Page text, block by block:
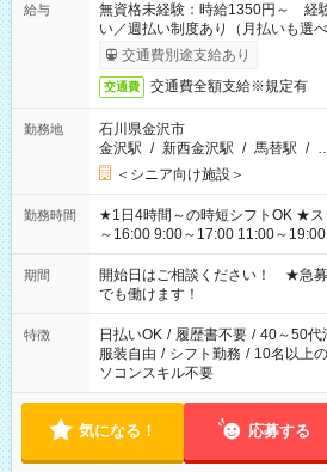
給与
無資格未経験：時給1350円～
い／週払い制度あり（月払いも選
完了次第のお支払いとなります。
交通費別途支給あり
交通費 交通費全額支給※規定有
勤務地
石川県金沢市
金沢駅 / 新西金沢駅 / 馬替駅 /
＜シニア向け施設＞
勤務時間
★1日4時間～の時短シフトOK ★スタート時間選べます！ 7:00
～16:00 9:00～17:00 11:00～19:00 など
の場合、他のお仕事と合わせ週40
せん ※法令に基づき、週20時間以
象となります ※労働者派遣法（日
り、短時間・短期間の就業はご案
期間
開始日はご相談ください！ ★急
でも働けます！
特徴 日払いOK / 履歴書不要 / 40～50代
服装自由 / シフト勤務 / 10名以上
ソコンスキル不要
気になる！ 応募する